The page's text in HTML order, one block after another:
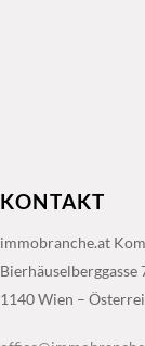
KONTAKT
immobranche.at
Bierhäuselberggasse
1140 Wien –